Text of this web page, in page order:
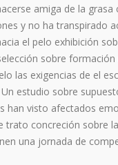
amiga de la
y no ha transpirado
el pelo exhibición
sobre
las exigencias de el
estudio sobre
han visto afectados
concreción sobre
una jornada de